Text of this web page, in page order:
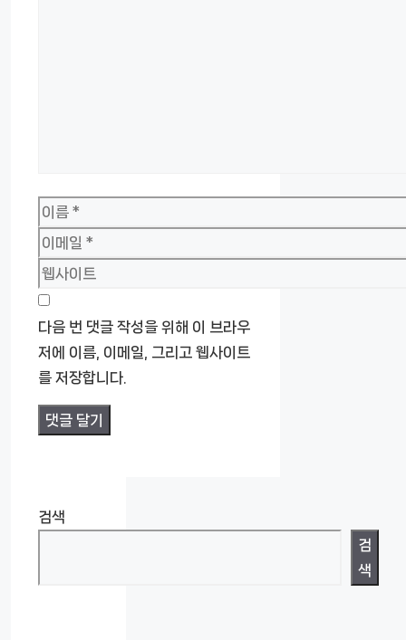
이
름
이
메
일
웹
사
이
트
다음 번 댓글 작성을 위해 이 브라우
저에 이름, 이메일, 그리고 웹사이트
를 저장합니다.
검색
검
색